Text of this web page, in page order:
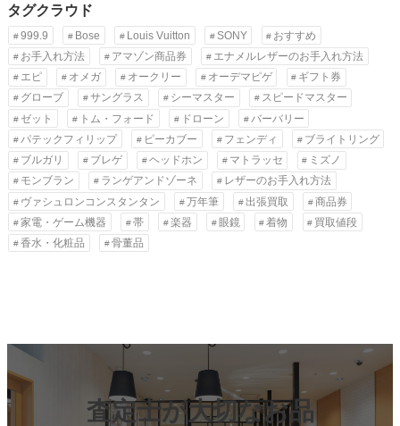
タグクラウド
999.9 Bose Louis Vuitton SONY
おすすめ
お手入れ方法
アマゾン商品券
エナメルレザーのお手入れ方法
エピ
オメガ オークリー オーデマピゲ
ギフト券
グローブ
サングラス シーマスター
スピードマスター
ゼット
トム・フォード ドローン
バーバリー
パテックフィリップ
ピーカブー フェンディ
ブライトリング
ブルガリ
ブレゲ ヘッドホン マトラッセ
ミズノ
モンブラン
ランゲアンドゾーネ
レザーのお手入れ方法
ヴァシュロンコンスタンタン
万年筆 出張買取
商品券
家電・ゲーム機器
帯 楽器 眼鏡 着物
買取値段
香水・化粧品
骨董品
査定士が大切なお品